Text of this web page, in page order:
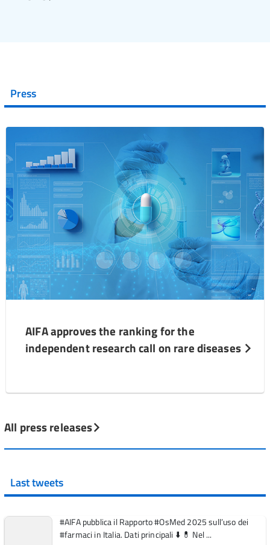
Press
AIFA approves the ranking for the
independent research call on rare diseases
All press releases
Last tweets
#AIFA pubblica il Rapporto #OsMed 2025 sull’uso dei
#farmaci in Italia. Dati principali ⬇️ 💊 Nel ...